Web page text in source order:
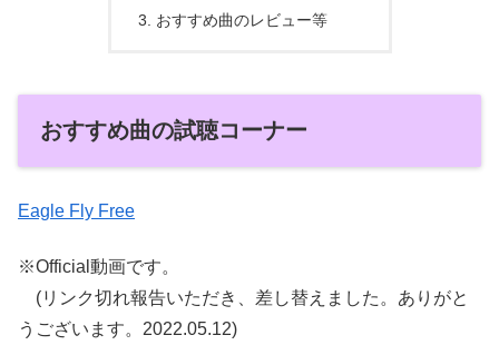
おすすめ曲のレビュー等
おすすめ曲の試聴コーナー
Eagle Fly Free
※Official動画です。
(リンク切れ報告いただき、差し替えました。ありがと
うございます。2022.05.12)